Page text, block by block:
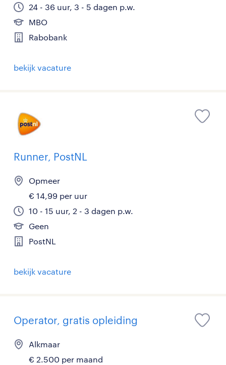
24 - 36 uur, 3 - 5 dagen p.w.
MBO
Rabobank
bekijk vacature
Runner, PostNL
Opmeer
€ 14,99 per uur
10 - 15 uur, 2 - 3 dagen p.w.
Geen
PostNL
bekijk vacature
Operator, gratis opleiding
Alkmaar
€ 2.500 per maand